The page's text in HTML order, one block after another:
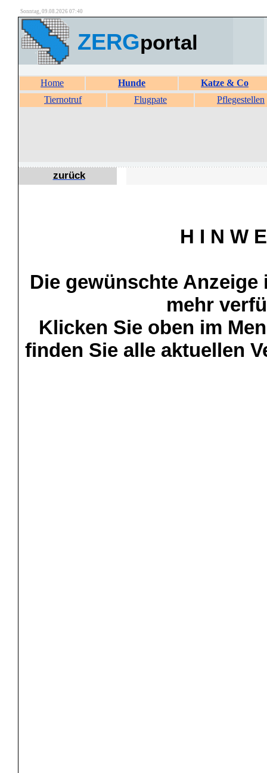
Sonntag, 09.08.2026 07:40
ZERGportal
Home Hunde
Katze & Co
Tiernotruf
Flugpate Pflegestellen
zurück
H I N W
Die gewünschte
mehr
Klicken Sie oben im
finden Sie alle aktuellen